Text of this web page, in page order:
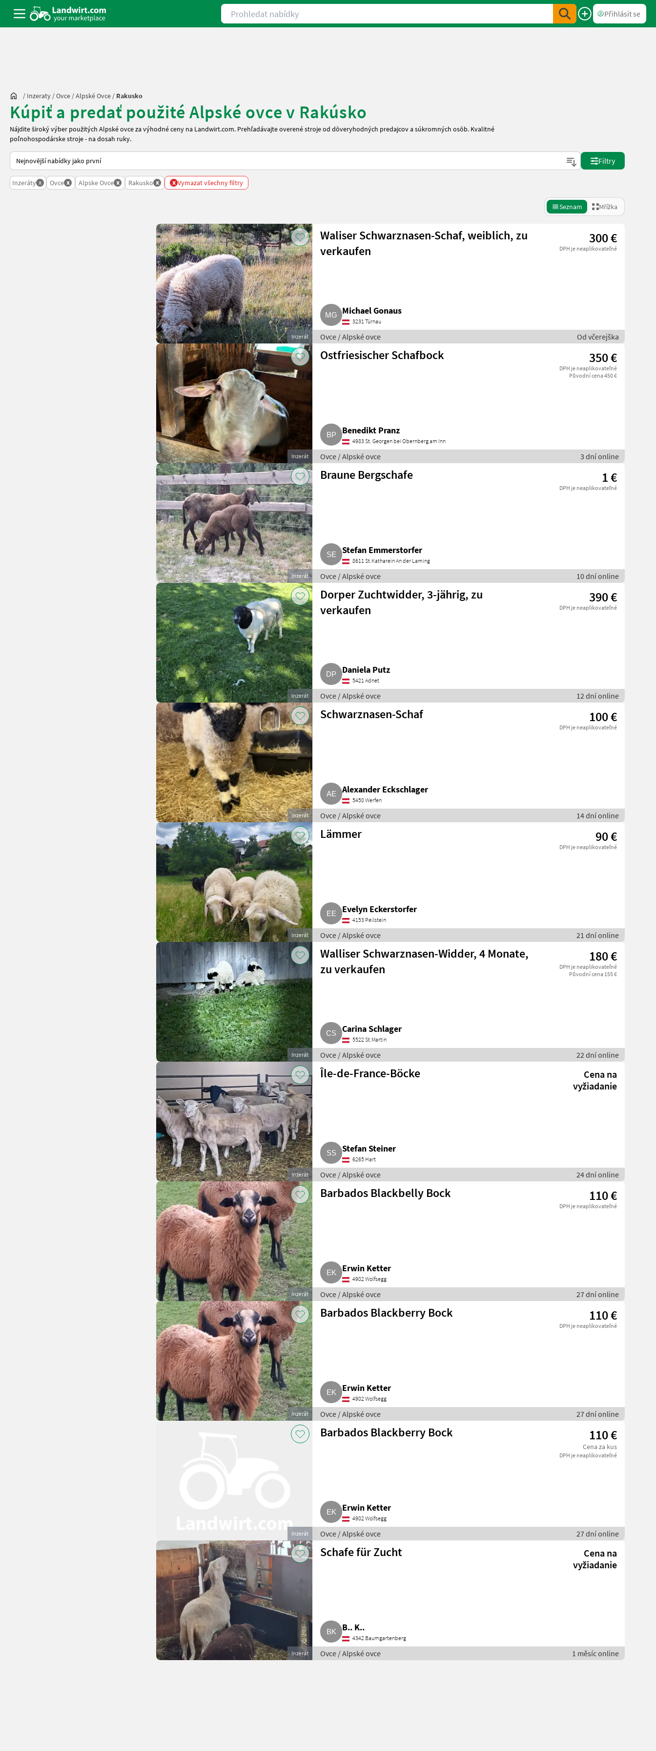
Prohledat nabídky
Přihlásit se
/ Inzeraty /Ovce /Alpské Ovce / Rakusko
Kúpiť a predať použité Alpské ovce v Rakúsko
Nájdite široký výber použitých Alpské ovce za výhodné ceny na Landwirt.com. Prehľadávajte overené stroje od dôveryhodných predajcov a súkromných osôb. Kvalitné
poľnohospodárske stroje - na dosah ruky.
Takto se řadí nabídky na Landwirt.com
Filtry
Inzeráty x Ovce x Alpske Ovce x Rakusko x x Vymazat všechny filtry
Seznam Mřížka
Inzerát
Waliser Schwarznasen-Schaf, weiblich, zu
verkaufen
300 €
DPH je neaplikovateľné
Michael Gonaus
3231 Türnau
Ovce / Alpské ovce Od včerejška
Inzerát
Ostfriesischer Schafbock 350 €
DPH je neaplikovateľné
Původní cena 450 €
Benedikt Pranz
4983 St. Georgen bei Obernberg am Inn
Ovce / Alpské ovce 3 dní online
Inzerát
Braune Bergschafe 1 €
DPH je neaplikovateľné
Stefan Emmerstorfer
8611 St.Katharein An der Laming
Ovce / Alpské ovce 10 dní online
Inzerát
Dorper Zuchtwidder, 3-jährig, zu
verkaufen
390 €
DPH je neaplikovateľné
Daniela Putz
5421 Adnet
Ovce / Alpské ovce 12 dní online
Inzerát
Schwarznasen-Schaf 100 €
DPH je neaplikovateľné
Alexander Eckschlager
5450 Werfen
Ovce / Alpské ovce 14 dní online
Inzerát
Lämmer 90 €
DPH je neaplikovateľné
Evelyn Eckerstorfer
4153 Peilstein
Ovce / Alpské ovce 21 dní online
Inzerát
Walliser Schwarznasen-Widder, 4 Monate,
zu verkaufen
180 €
DPH je neaplikovateľné
Původní cena 155 €
Carina Schlager
5522 St.Martin
Ovce / Alpské ovce 22 dní online
Inzerát
Île-de-France-Böcke
Cena na
vyžiadanie
Stefan Steiner
6265 Hart
Ovce / Alpské ovce 24 dní online
Inzerát
Barbados Blackbelly Bock 110 €
DPH je neaplikovateľné
Erwin Ketter
4902 Wolfsegg
Ovce / Alpské ovce 27 dní online
Inzerát
Barbados Blackberry Bock 110 €
DPH je neaplikovateľné
Erwin Ketter
4902 Wolfsegg
Ovce / Alpské ovce 27 dní online
Inzerát
Barbados Blackberry Bock 110 €
Cena za kus
DPH je neaplikovateľné
Erwin Ketter
4902 Wolfsegg
Ovce / Alpské ovce 27 dní online
Inzerát
Schafe für Zucht
Cena na
vyžiadanie
B.. K..
4342 Baumgartenberg
Ovce / Alpské ovce 1 měsíc online